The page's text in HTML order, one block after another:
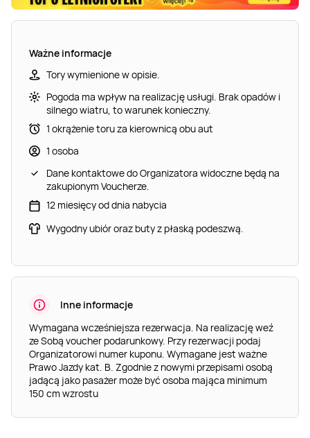
Ważne informacje
Tory wymienione w opisie.
Pogoda ma wpływ na realizację usługi. Brak opadów i
silnego wiatru, to warunek konieczny.
1 okrążenie toru za kierownicą obu aut
1 osoba
Dane kontaktowe do Organizatora widoczne będą na
zakupionym Voucherze.
12 miesięcy od dnia nabycia
Wygodny ubiór oraz buty z płaską podeszwą.
Inne informacje
Wymagana wcześniejsza rezerwacja. Na realizację weź
ze Sobą voucher podarunkowy. Przy rezerwacji podaj
Organizatorowi numer kuponu. Wymagane jest ważne
Prawo Jazdy kat. B. Zgodnie z nowymi przepisami osobą
jadącą jako pasażer może być osoba mająca minimum
150 cm wzrostu